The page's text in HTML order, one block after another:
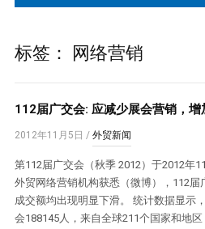
标签： 网络营销
112届广交会: 应减少展会营销，增
2012年11月5日 / 外贸新闻
第112届广交会（秋季 2012）于2012年
外贸网络营销机构获悉（微博），112
成交额均出现明显下滑。 统计数据显示
会188145人，来自全球211个国家和地